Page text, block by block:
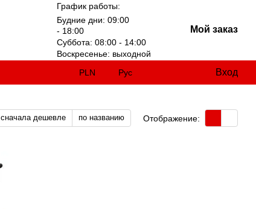
График работы:
Будние дни: 09:00
- 18:00
Суббота: 08:00 - 14:00
Воскресенье: выходной
Мой заказ
PLN Рус Вход
сначала дешевле по названию Отображение: